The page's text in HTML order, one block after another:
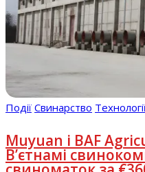
Події Свинарство
Muyuan і BAF
В’єтнамі